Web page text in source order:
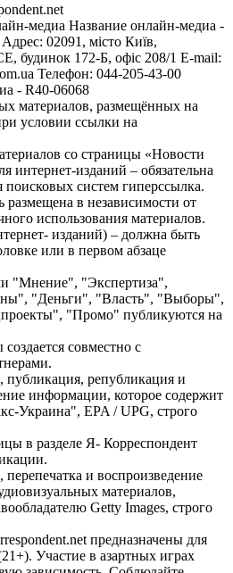
медиа Название онлайн-медиа -
02091, місто Київ,
172-Б, офіс 208/1 E-mail:
Телефон: 044-205-43-00
- R40-06068
материалов, размещённых на
условии ссылки на
со страницы «Новости
интернет-изданий – обязательна
поисковых систем гиперссылка.
в независимости от
использования материалов.
изданий) – должна быть
или в первом абзаце
"Мнение", "Экспертиза",
"Деньги", "Власть", "Выборы",
"Промо" публикуются на
совместно с
републикация и
информации, которое содержит
Украина", EPA / UPG, строго
в разделе Я- Корреспондент
и воспроизведение
материалов,
Getty Images, строго
предназначены для
Участие в азартных играх